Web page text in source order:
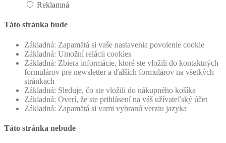
Reklamná
Táto stránka bude
Základná: Zapamätá si vaše nastavenia povolenie cookie
Základná: Umožní relácii cookies
Základná: Zbiera informácie, ktoré ste vložili do kontaktných
formulárov pre newsletter a ďalších formulárov na všetkých
stránkach
Základná: Sleduje, čo ste vložili do nákupného košíka
Základná: Overí, že ste prihlásení na váš užívateľský účet
Základná: Zapamätá si vami vybranú verziu jazyka
Táto stránka nebude